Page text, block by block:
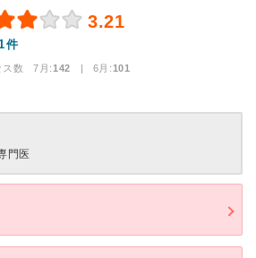
3.21
件
ス数 7月:142 | 6月:101
門医